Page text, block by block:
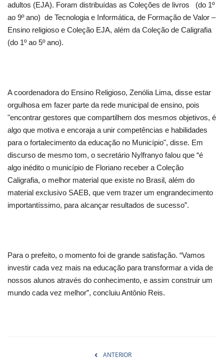
adultos (EJA). Foram distribuídas as Coleções de livros (do 1º
ao 9º ano) de Tecnologia e Informática, de Formação de Valor –
Ensino religioso e Coleção EJA, além da Coleção de Caligrafia
(do 1º ao 5º ano).
A coordenadora do Ensino Religioso, Zenólia Lima, disse estar
orgulhosa em fazer parte da rede municipal de ensino, pois
"encontrar gestores que compartilhem dos mesmos objetivos, é
algo que motiva e encoraja a unir competências e habilidades
para o fortalecimento da educação no Município", disse. Em
discurso de mesmo tom, o secretário Nylfranyo falou que “é
algo inédito o município de Floriano receber a Coleção
Caligrafia, o melhor material que existe no Brasil, além do
material exclusivo SAEB, que vem trazer um engrandecimento
importantíssimo, para alcançar resultados de sucesso”.
Para o prefeito, o momento foi de grande satisfação. “Vamos
investir cada vez mais na educação para transformar a vida de
nossos alunos através do conhecimento, e assim construir um
mundo cada vez melhor”, concluiu Antônio Reis.
ANTERIOR